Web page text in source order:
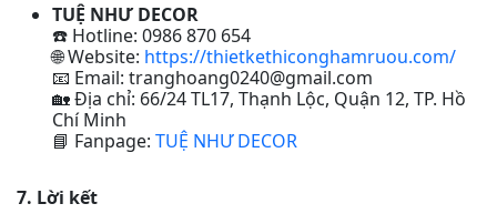
TUỆ NHƯ DECOR
☎️ Hotline: 0986 870 654
🌐Website: https://thietkethiconghamruou.com/
📧 Email: tranghoang0240@gmail.com
🏡 Địa chỉ: 66/24 TL17, Thạnh Lộc, Quận 12, TP. Hồ
Chí Minh
📘 Fanpage: TUỆ NHƯ DECOR
7. Lời kết